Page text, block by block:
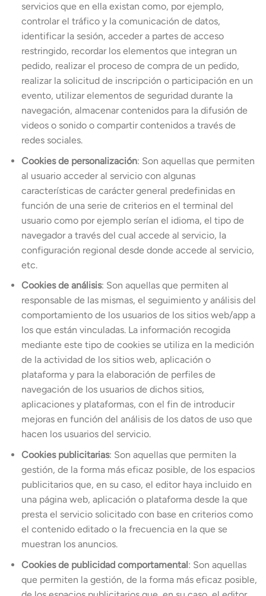
servicios que en ella existan como, por ejemplo,
controlar el tráfico y la comunicación de datos,
identificar la sesión, acceder a partes de acceso
restringido, recordar los elementos que integran un
pedido, realizar el proceso de compra de un pedido,
realizar la solicitud de inscripción o participación en un
evento, utilizar elementos de seguridad durante la
navegación, almacenar contenidos para la difusión de
videos o sonido o compartir contenidos a través de
redes sociales.
Cookies de personalización: Son aquellas que permiten
al usuario acceder al servicio con algunas
características de carácter general predefinidas en
función de una serie de criterios en el terminal del
usuario como por ejemplo serían el idioma, el tipo de
navegador a través del cual accede al servicio, la
configuración regional desde donde accede al servicio,
etc.
Cookies de análisis: Son aquellas que permiten al
responsable de las mismas, el seguimiento y análisis del
comportamiento de los usuarios de los sitios web/app a
los que están vinculadas. La información recogida
mediante este tipo de cookies se utiliza en la medición
de la actividad de los sitios web, aplicación o
plataforma y para la elaboración de perfiles de
navegación de los usuarios de dichos sitios,
aplicaciones y plataformas, con el fin de introducir
mejoras en función del análisis de los datos de uso que
hacen los usuarios del servicio.
Cookies publicitarias: Son aquellas que permiten la
gestión, de la forma más eficaz posible, de los espacios
publicitarios que, en su caso, el editor haya incluido en
una página web, aplicación o plataforma desde la que
presta el servicio solicitado con base en criterios como
el contenido editado o la frecuencia en la que se
muestran los anuncios.
Cookies de publicidad comportamental: Son aquellas
que permiten la gestión, de la forma más eficaz posible,